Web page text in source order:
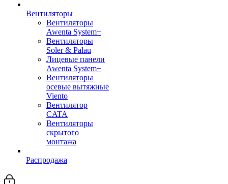
Вентиляторы
Вентиляторы
Awenta System+
Вентиляторы
Soler & Palau
Лицевые панели
Awenta System+
Вентиляторы
осевые вытяжные
Viento
Вентилятор
CATA
Вентиляторы
скрытого
монтажа
Распродажа